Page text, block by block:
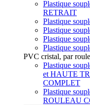
Plastique
RETRAIT
Plastique
Plastique
Plastique
Plastique
PVC cristal, par
Plastique
et HAUTE
COMPLET
Plastique
ROULEAU